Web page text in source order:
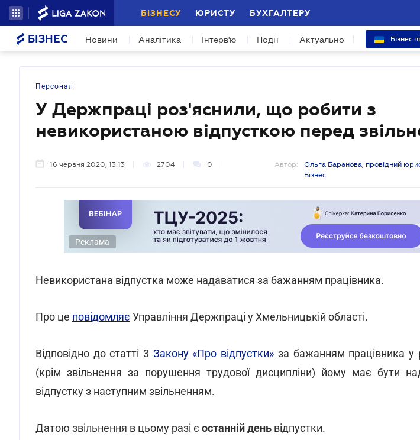
БІЗНЕСУ ЮРИСТУ БУХГАЛТЕРУ
БІЗНЕС Новини Аналітика Інтерв'ю Події Актуально Бізнес
Персонал
У Держпраці роз'яснили, що робити з
невикористаною відпусткою перед
16 червня 2020, 13:13 2704 0 Автор:
Ольга Баранова, провідний
Бізнес
Реклама
Невикористана відпустка може надаватися за бажанням працівника.
Про це повідомляє Управління Держпраці у Хмельницькій області.
Відповідно до статті 3 Закону «Про відпустки» за бажанням працівника у
(крім звільнення за порушення трудової дисципліни) йому має бути
відпустку з наступним звільненням.
Датою звільнення в цьому разі є останній день відпустки.